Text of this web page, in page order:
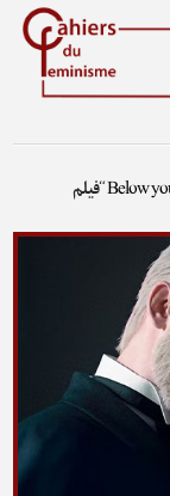
Below“فیلم